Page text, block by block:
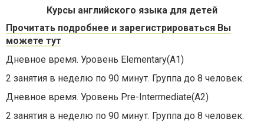
Курсы английского языка для детей
Прочитать подробнее и зарегистрироваться Вы
можете тут
Дневное время. Уровень Elementary(A1)
2 занятия в неделю по 90 минут. Группа до 8 человек.
Дневное время. Уровень Pre-Intermediate(A2)
2 занятия в неделю по 90 минут. Группа до 8 человек.